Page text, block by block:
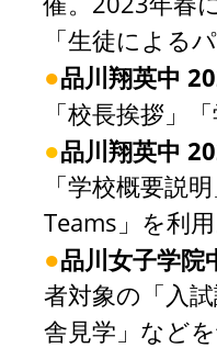
「生徒による
●品川翔英中
「校長挨拶」
●品川翔英中
「学校概要説
Teams」を利
●品川女子学
者対象の「入
舎見学」など